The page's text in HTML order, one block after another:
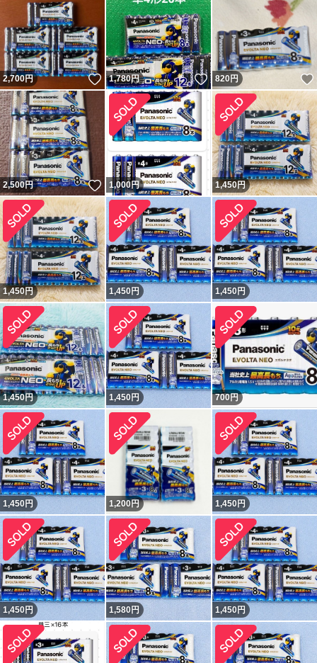
2,700円 いいね！
1,780円 いいね！
820円
2,500円 いいね！
1,000円 1,450円
1,450円 1,450円 1,450円
1,450円 1,450円 700円
1,450円 1,200円 1,450円
1,450円 1,580円 1,450円